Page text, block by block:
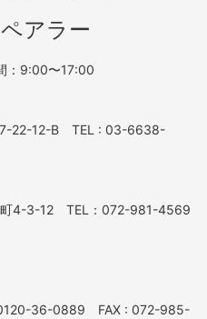
込む
ペアラー
：9:00〜17:00
7-22-12-B TEL : 03-6638-
町4-3-12 TEL：072-981-4569
36-0889 FAX : 072-985-